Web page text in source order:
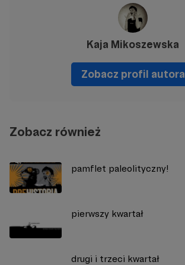
Kaja Mikoszewska
Zobacz profil autora
Zobacz również
pamflet paleolityczny!
pierwszy kwartał
drugi i trzeci kwartał